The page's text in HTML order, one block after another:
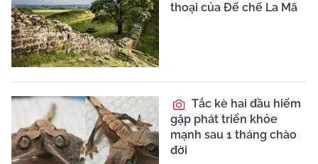
thoại của Đế chế La Mã
Tắc kè hai đầu hiếm
gặp phát triển khỏe
mạnh sau 1 tháng chào
đời